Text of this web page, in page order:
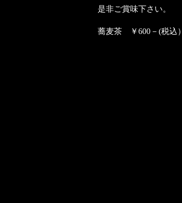
是非ご賞味下さい。
蕎麦茶 ￥600－(税込）